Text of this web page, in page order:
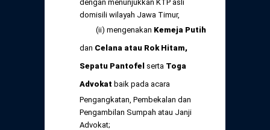
dengan menunjukkan KTP asli
domisili wilayah Jawa Timur,
(ii) mengenakan Kemeja Putih
dan Celana atau Rok Hitam,
Sepatu Pantofelserta Toga
Advokat baik pada acara
Pengangkatan, Pembekalan dan
Pengambilan Sumpah atau Janji
Advokat;